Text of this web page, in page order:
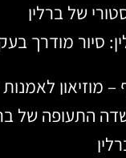
של ברלין
סיור מודרך
מוזיאון לאמנות
התעופה של